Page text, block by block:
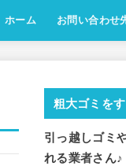
ホーム お問い合わせ
粗大ゴミを
引っ越しゴミ
れる業者さん♪